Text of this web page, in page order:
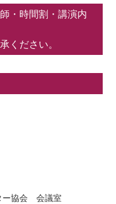
・時間割・講演内
ください。
ー協会 会議室